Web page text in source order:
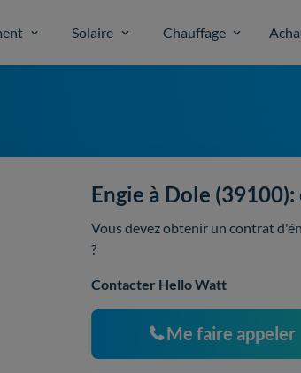
Solaire Chauffage
Engie à Dole
Vous devez obtenir un contrat
?
Contacter Hello Watt
Me faire appeler